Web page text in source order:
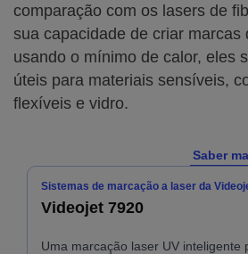
comparação com os lasers de
sua capacidade de criar marcas
usando o mínimo de calor, eles
úteis para materiais sensíveis,
flexíveis e vidro.
Saber
Sistemas de marcação a laser da
Videojet 7920
Uma marcação laser UV inteligente